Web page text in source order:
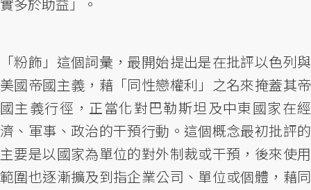
「粉飾」這個詞彙，最開始提出是在批評以色列與
美國帝國主義，藉「同性戀權利」之名來掩蓋其帝
國主義行徑，正當化對巴勒斯坦及中東國家在經
濟、軍事、政治的干預行動。這個概念最初批評的
主要是以國家為單位的對外制裁或干預，後來使用
範圍也逐漸擴及到指企業公司、單位或個體，藉同